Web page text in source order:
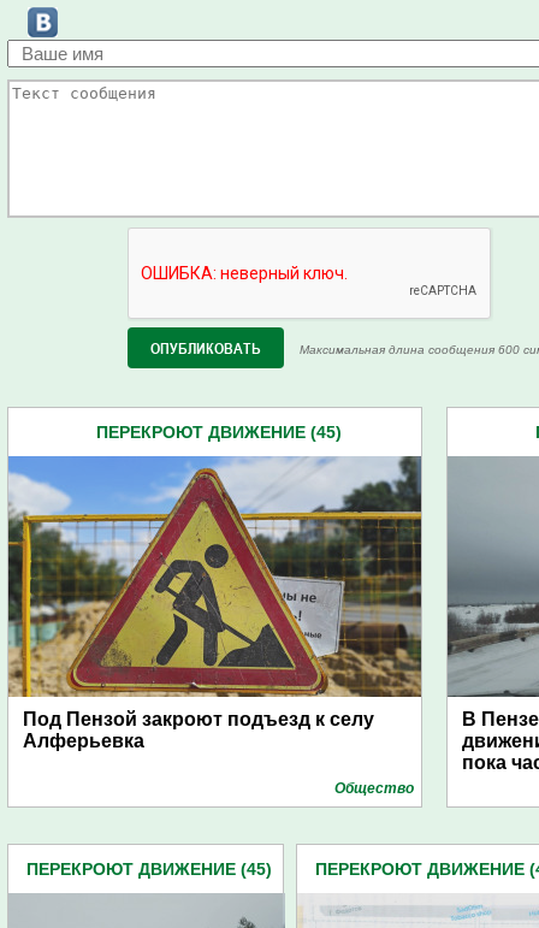
Максимальная длина сообщения 600
ПЕРЕКРОЮТ ДВИЖЕНИЕ (45)
Под Пензой закроют подъезд к селу
Алферьевка
Общество
В
пока
ПЕРЕКРОЮТ ДВИЖЕНИЕ (45) ПЕРЕКРОЮТ ДВИЖЕНИЕ